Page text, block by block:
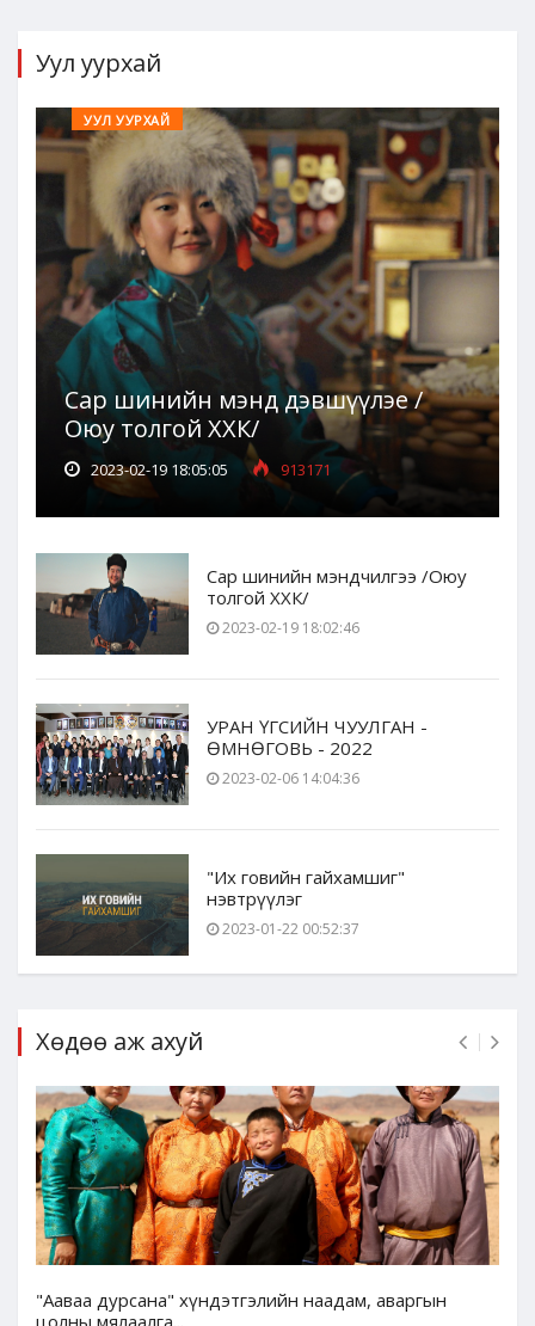
Уул уурхай
УУЛ УУРХАЙ
Сар шинийн мэнд дэвшүүлэе /
Оюу толгой ХХК/
2023-02-19 18:05:05 913171
Сар шинийн мэндчилгээ /Оюу
толгой ХХК/
2023-02-19 18:02:46
УРАН ҮГСИЙН ЧУУЛГАН -
ӨМНӨГОВЬ - 2022
2023-02-06 14:04:36
"Их говийн гайхамшиг"
нэвтрүүлэг
2023-01-22 00:52:37
Хөдөө аж ахуй
"Ааваа дурсана" хүндэтгэлийн наадам, аваргын
цолны мялаалга...